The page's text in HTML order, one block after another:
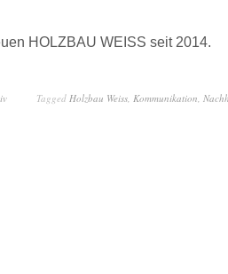
HOLZBAU WEISS seit 2014.
Tagged Holzbau Weiss, Kommunikation,